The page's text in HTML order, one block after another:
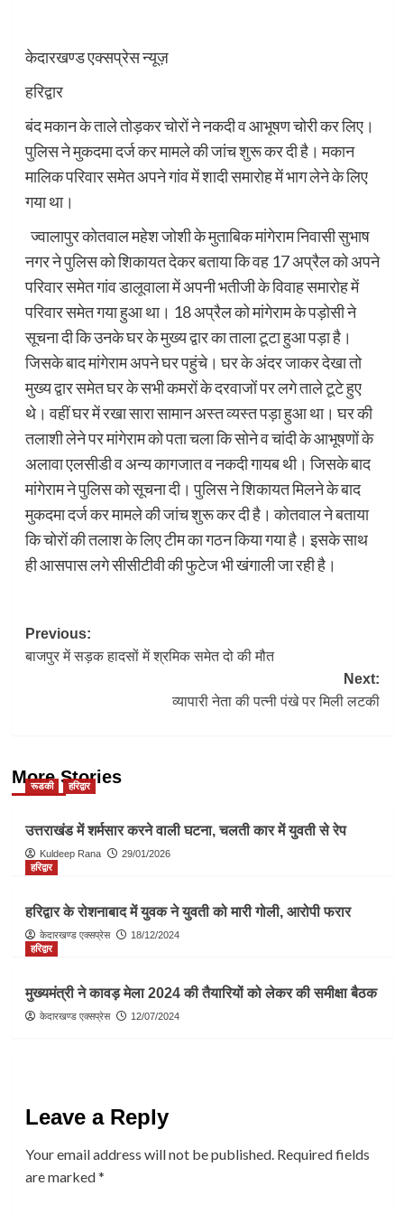
केदारखण्ड एक्सप्रेस न्यूज़
हरिद्वार
बंद मकान के ताले तोड़कर चोरों ने नकदी व आभूषण चोरी कर लिए।
पुलिस ने मुकदमा दर्ज कर मामले की जांच शुरू कर दी है। मकान
मालिक परिवार समेत अपने गांव में शादी समारोह में भाग लेने के लिए
गया था।
ज्वालापुर कोतवाल महेश जोशी के मुताबिक मांगेराम निवासी सुभाष
नगर ने पुलिस को शिकायत देकर बताया कि वह 17 अप्रैल को अपने
परिवार समेत गांव डालूवाला में अपनी भतीजी के विवाह समारोह में
परिवार समेत गया हुआ था। 18 अप्रैल को मांगेराम के पड़ोसी ने
सूचना दी कि उनके घर के मुख्य द्वार का ताला टूटा हुआ पड़ा है।
जिसके बाद मांगेराम अपने घर पहुंचे। घर के अंदर जाकर देखा तो
मुख्य द्वार समेत घर के सभी कमरों के दरवाजों पर लगे ताले टूटे हुए
थे। वहीं घर में रखा सारा सामान अस्त व्यस्त पड़ा हुआ था। घर की
तलाशी लेने पर मांगेराम को पता चला कि सोने व चांदी के आभूषणों के
अलावा एलसीडी व अन्य कागजात व नकदी गायब थी। जिसके बाद
मांगेराम ने पुलिस को सूचना दी। पुलिस ने शिकायत मिलने के बाद
मुकदमा दर्ज कर मामले की जांच शुरू कर दी है। कोतवाल ने बताया
कि चोरों की तलाश के लिए टीम का गठन किया गया है। इसके साथ
ही आसपास लगे सीसीटीवी की फुटेज भी खंगाली जा रही है।
Post
navigation
Previous:
बाजपुर में सड़क हादसों में श्रमिक समेत दो की मौत
Next:
व्यापारी नेता की पत्नी पंखे पर मिली लटकी
More Stories
रूडकी हरिद्वार
उत्तराखंड में शर्मसार करने वाली घटना, चलती कार में युवती से रेप
Kuldeep Rana
29/01/2026
हरिद्वार
हरिद्वार के रोशनाबाद में युवक ने युवती को मारी गोली, आरोपी फरार
केदारखण्ड एक्सप्रेस
18/12/2024
हरिद्वार
मुख्यमंत्री ने कावड़ मेला 2024 की तैयारियों को लेकर की समीक्षा बैठक
केदारखण्ड एक्सप्रेस 12/07/2024
Leave a Reply
Your email address will not be published. Required fields
are marked*